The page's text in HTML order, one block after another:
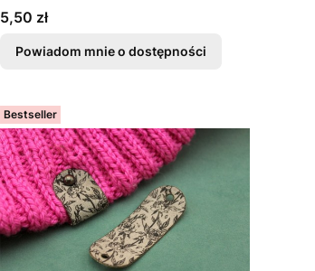
Cena
5,50 zł
Powiadom mnie o dostępności
Bestseller